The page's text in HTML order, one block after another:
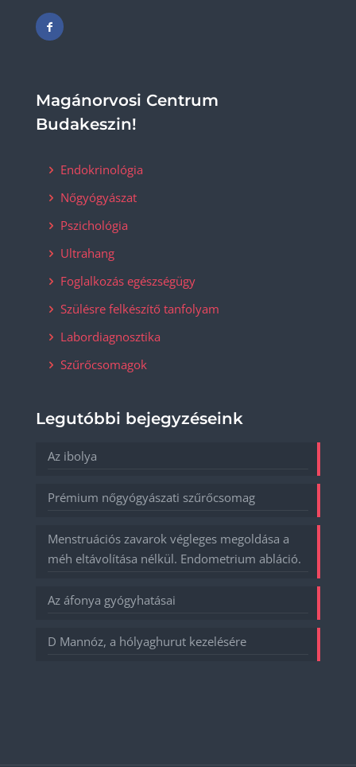
Magánorvosi Centrum
Budakeszin!
Endokrinológia
Nőgyógyászat
Pszichológia
Ultrahang
Foglalkozás egészségügy
Szülésre felkészítő tanfolyam
Labordiagnosztika
Szűrőcsomagok
Legutóbbi bejegyzéseink
Az ibolya
Prémium nőgyógyászati szűrőcsomag
Menstruációs zavarok végleges megoldása a
méh eltávolítása nélkül. Endometrium abláció.
Az áfonya gyógyhatásai
D Mannóz, a hólyaghurut kezelésére